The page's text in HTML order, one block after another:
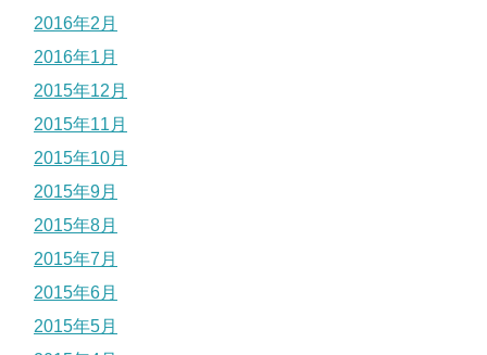
2016年2月
2016年1月
2015年12月
2015年11月
2015年10月
2015年9月
2015年8月
2015年7月
2015年6月
2015年5月